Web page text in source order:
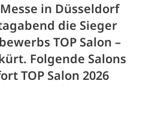
in Düsseldorf
die Sieger
TOP Salon –
Folgende Salons
TOP Salon 2026